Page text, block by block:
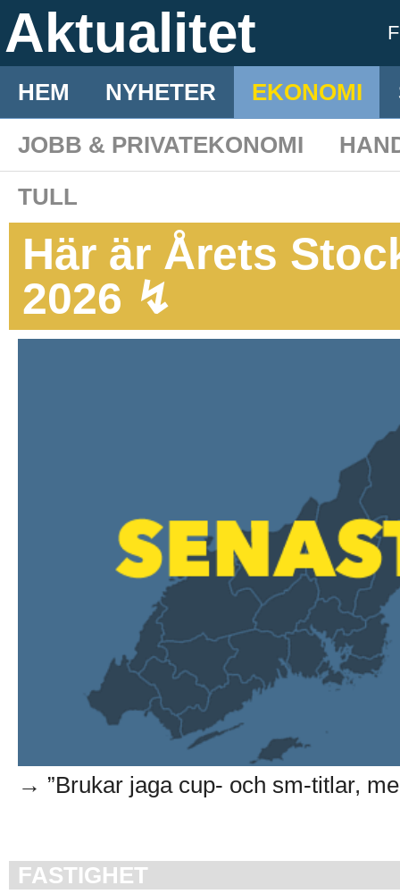
Aktualitet
HEM NYHETER EKONOMI
JOBB & PRIVATEKONOMI
TULL
Här är Årets
2026 ↯
→ ”Brukar jaga cup- och sm-titlar,
FASTIGHET